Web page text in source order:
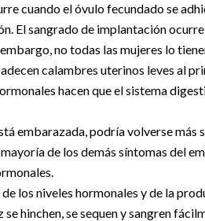
cuando el óvulo fecundado se
El sangrado de implantación
no todas las mujeres lo
calambres uterinos leves al
hacen que el sistema
embarazada, podría volverse
de los demás síntomas del
los niveles hormonales y de la
hinchen, se sequen y sangren